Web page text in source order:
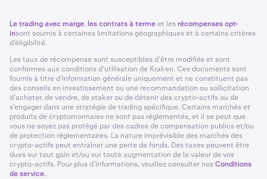
Le trading avec marge, les contrats à termeet les récompenses opt-
insont soumis à certaines limitations géographiques et à certains critères
d’éligibilité.
Les taux de récompense sont susceptibles d’être modifiés et sont
conformes aux conditions d’utilisation de Kraken. Ces documents sont
fournis à titre d’information générale uniquement et ne constituent pas
des conseils en investissement ou une recommandation ou sollicitation
d’acheter, de vendre, de staker ou de détenir des crypto-actifs ou de
s’engager dans une stratégie de trading spécifique. Certains marchés et
produits de cryptomonnaies ne sont pas réglementés, et il se peut que
vous ne soyez pas protégé par des cadres de compensation publics et/ou
de protection réglementaires. La nature imprévisible des marchés des
crypto-actifs peut entraîner une perte de fonds. Des taxes peuvent être
dues sur tout gain et/ou sur toute augmentation de la valeur de vos
crypto-actifs. Pour plus d’informations, veuillez consulter nosConditions
de service.